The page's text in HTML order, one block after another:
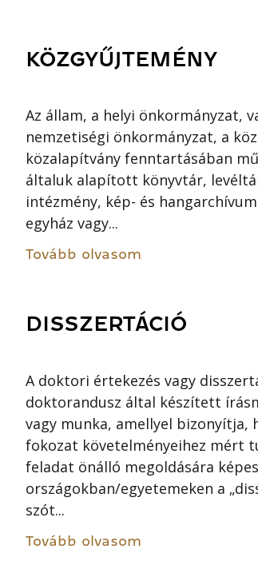
KÖZGYŰJTEMÉNY
Az állam, a helyi önkormányzat,
nemzetiségi önkormányzat, a
közalapítvány fenntartásában
általuk alapított könyvtár,
intézmény, kép- és
egyház vagy...
Tovább olvasom
DISSZERTÁCIÓ
A doktori értekezés vagy
doktorandusz által készített
vagy munka, amellyel bizonyítja,
fokozat követelményeihez mért
feladat önálló megoldására
országokban/egyetemeken a
szót...
Tovább olvasom